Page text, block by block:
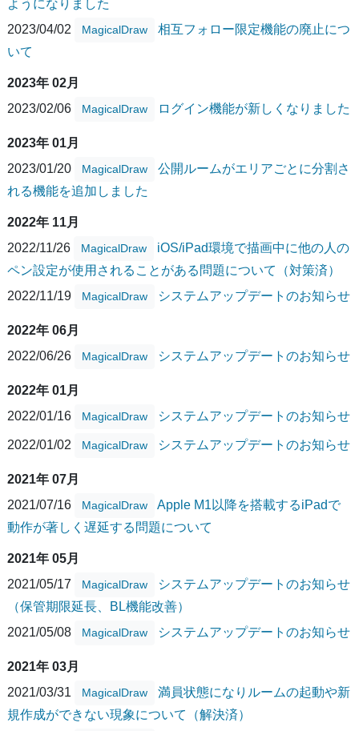
ようになりました
2023/04/02
MagicalDraw
相互フォロー限定機能の廃止につ
いて
2023年 02月
2023/02/06
MagicalDraw ログイン機能が新しくなりました
2023年 01月
2023/01/20
MagicalDraw
公開ルームがエリアごとに分割さ
れる機能を追加しました
2022年 11月
2022/11/26
MagicalDraw
iOS/iPad環境で描画中に他の人の
ペン設定が使用されることがある問題について（対策済）
2022/11/19
MagicalDraw システムアップデートのお知らせ
2022年 06月
2022/06/26
MagicalDraw システムアップデートのお知らせ
2022年 01月
2022/01/16
MagicalDraw システムアップデートのお知らせ
2022/01/02 MagicalDraw システムアップデートのお知らせ
2021年 07月
2021/07/16
MagicalDraw
Apple M1以降を搭載するiPadで
動作が著しく遅延する問題について
2021年 05月
2021/05/17
MagicalDraw
システムアップデートのお知らせ
（保管期限延長、BL機能改善）
2021/05/08
MagicalDraw システムアップデートのお知らせ
2021年 03月
2021/03/31
MagicalDraw
満員状態になりルームの起動や新
規作成ができない現象について（解決済）